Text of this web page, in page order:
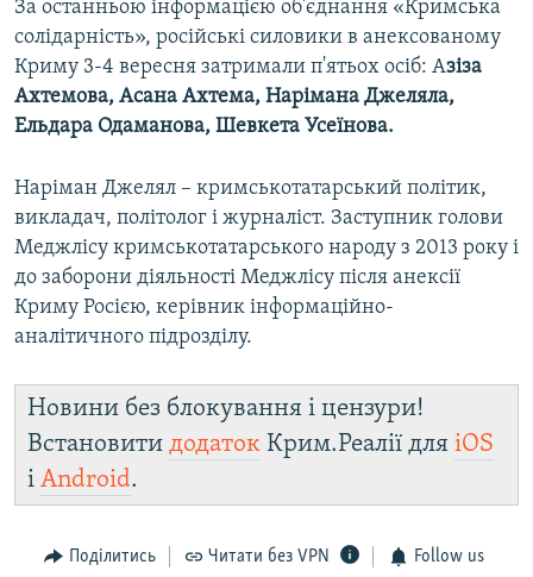
За останньою інформацією об'єднання «Кримська
солідарність», російські силовики в анексованому
Криму 3-4 вересня затримали п'ятьох осіб: Азіза
Ахтемова, Асана Ахтема, Нарімана Джеляла,
Ельдара Одаманова, Шевкета Усеїнова.
Наріман Джелял – кримськотатарський політик,
викладач, політолог і журналіст. Заступник голови
Меджлісу кримськотатарського народу з 2013 року і
до заборони діяльності Меджлісу після анексії
Криму Росією, керівник інформаційно-
аналітичного підрозділу.
Новини без блокування і цензури!
Встановити додаток Крим.Реалії для iOS
і Android.
Поділитись Читати без VPN Follow us